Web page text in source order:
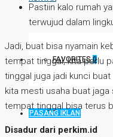
FAVORITES0
PASANG IKLAN
Pastiin kalo rumah
terwujud dalam
Jadi, buat bisa nyamain
tempat tinggal, kita perlu
tinggal juga jadi kunci buat
kita mesti usaha buat
tempat tinggal bisa terus
Disadur dari perkim.id